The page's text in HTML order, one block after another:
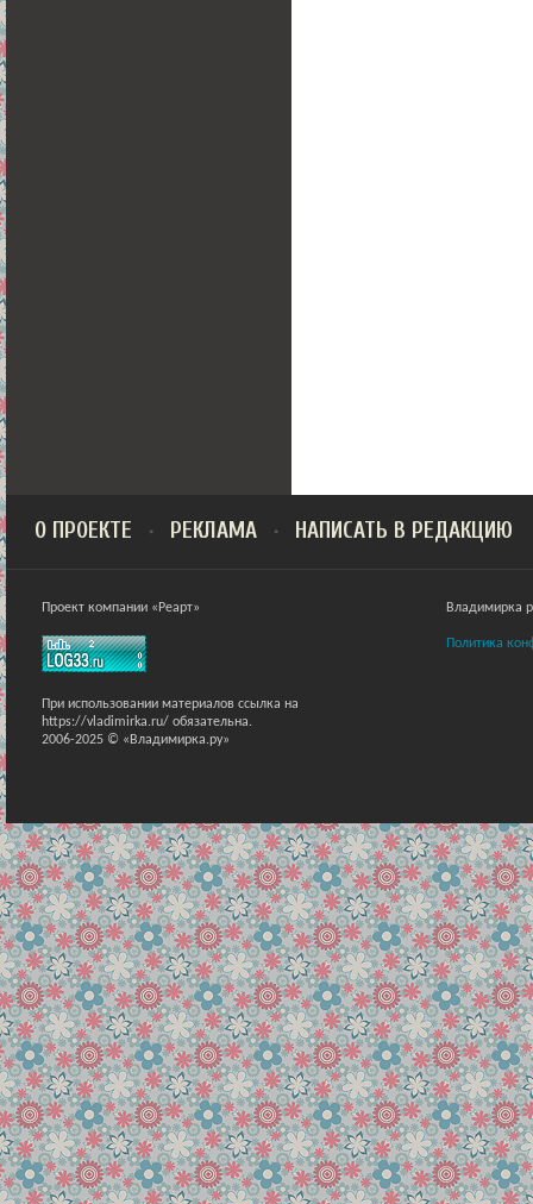
О ПРОЕКТЕ РЕКЛАМА НАПИСАТЬ В РЕДАКЦИЮ
Проект компании «Реарт»
При использовании материалов ссылка на
https://vladimirka.ru/ обязательна.
2006-2025 © «Владимирка.ру»
Владимирка
Политика